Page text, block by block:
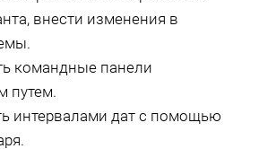
внести изменения в
командные панели
путем.
интервалами дат с помощью